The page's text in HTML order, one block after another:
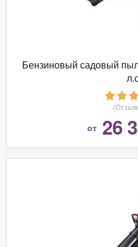
Бензиновый садовый
от 26